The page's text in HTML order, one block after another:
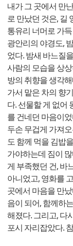
내가 그 곳에서 만
로 만났던 것은, 길
통유리 너머로 가
광안리의 야경도,
었다. 밤새 바느질
사람의 모습을 상
방의 취향을 생각
가서 맡은 차의 향
다. 선물할 게 없어
를 건네던 마음이
두손 무겁게 가져
도 함께 먹을 김밥
가야하는데 짐이
게 부족했던 건, 바
아니었고, 영화를
곳에서 마음을 만
음이 되어, 함께하
해졌다. 그리고, 다
포시 자리잡았다.